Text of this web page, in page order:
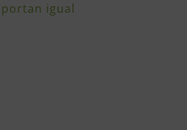
igual